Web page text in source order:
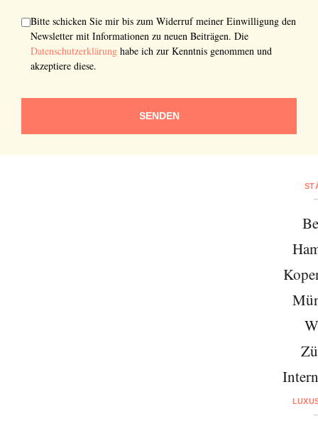
Bitte schicken Sie mir bis zum Widerruf meiner Einwilligung den
Newsletter mit Informationen zu neuen Beiträgen. Die
Datenschutzerklärung habe ich zur Kenntnis genommen und
akzeptiere diese.
SENDEN